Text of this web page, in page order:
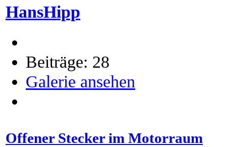
HansHipp
Beiträge: 28
Galerie ansehen
Offener Stecker im Motorraum